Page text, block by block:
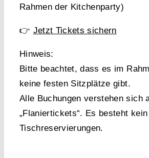
Rahmen der Kitchenparty)
👉 Jetzt Tickets sichern
Hinweis:
Bitte beachtet, dass es im
keine festen Sitzplätze gibt.
Alle Buchungen verstehen sich
„Flaniertickets“. Es besteht
Tischreservierungen.